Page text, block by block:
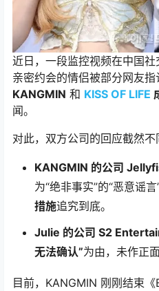
近日，一段监控视频在中国
亲密约会的情侣被部分网友指
KANGMIN 和 KISS OF LIFE
闻。
对此，双方公司的回应截然不
KANGMIN 的公司
为“绝非事实”的“恶意谣
措施追究到底。
Julie 的公司 S2
无法确认”为由，未作正面
目前，KANGMIN 刚刚结束